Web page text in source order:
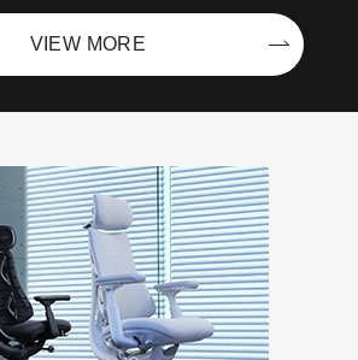
VIEW MORE